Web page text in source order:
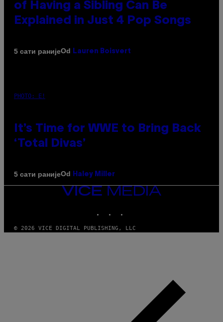
of Having a Sibling Can Be
Explained in Just 4 Pop Songs
5 сати ранијеOd Lauren Boisvert
PHOTO: E!
It’s Time for WWE to Bring Back
‘Total Divas’
5 сати ранијеOd Haley Miller
VICE
© 2026 VICE DIGITAL PUBLISHING, LLC